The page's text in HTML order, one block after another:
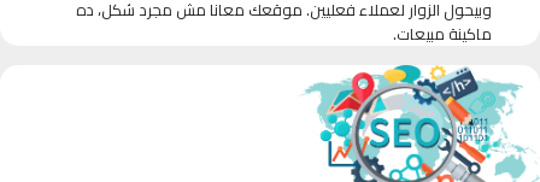
وبيحول الزوار لعملاء فعليين. موقعك معانا مش مجرد شكل، ده
ماكينة مبيعات.